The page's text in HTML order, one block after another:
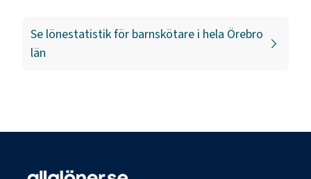
Se lönestatistik för barnskötare i hela Örebro
län